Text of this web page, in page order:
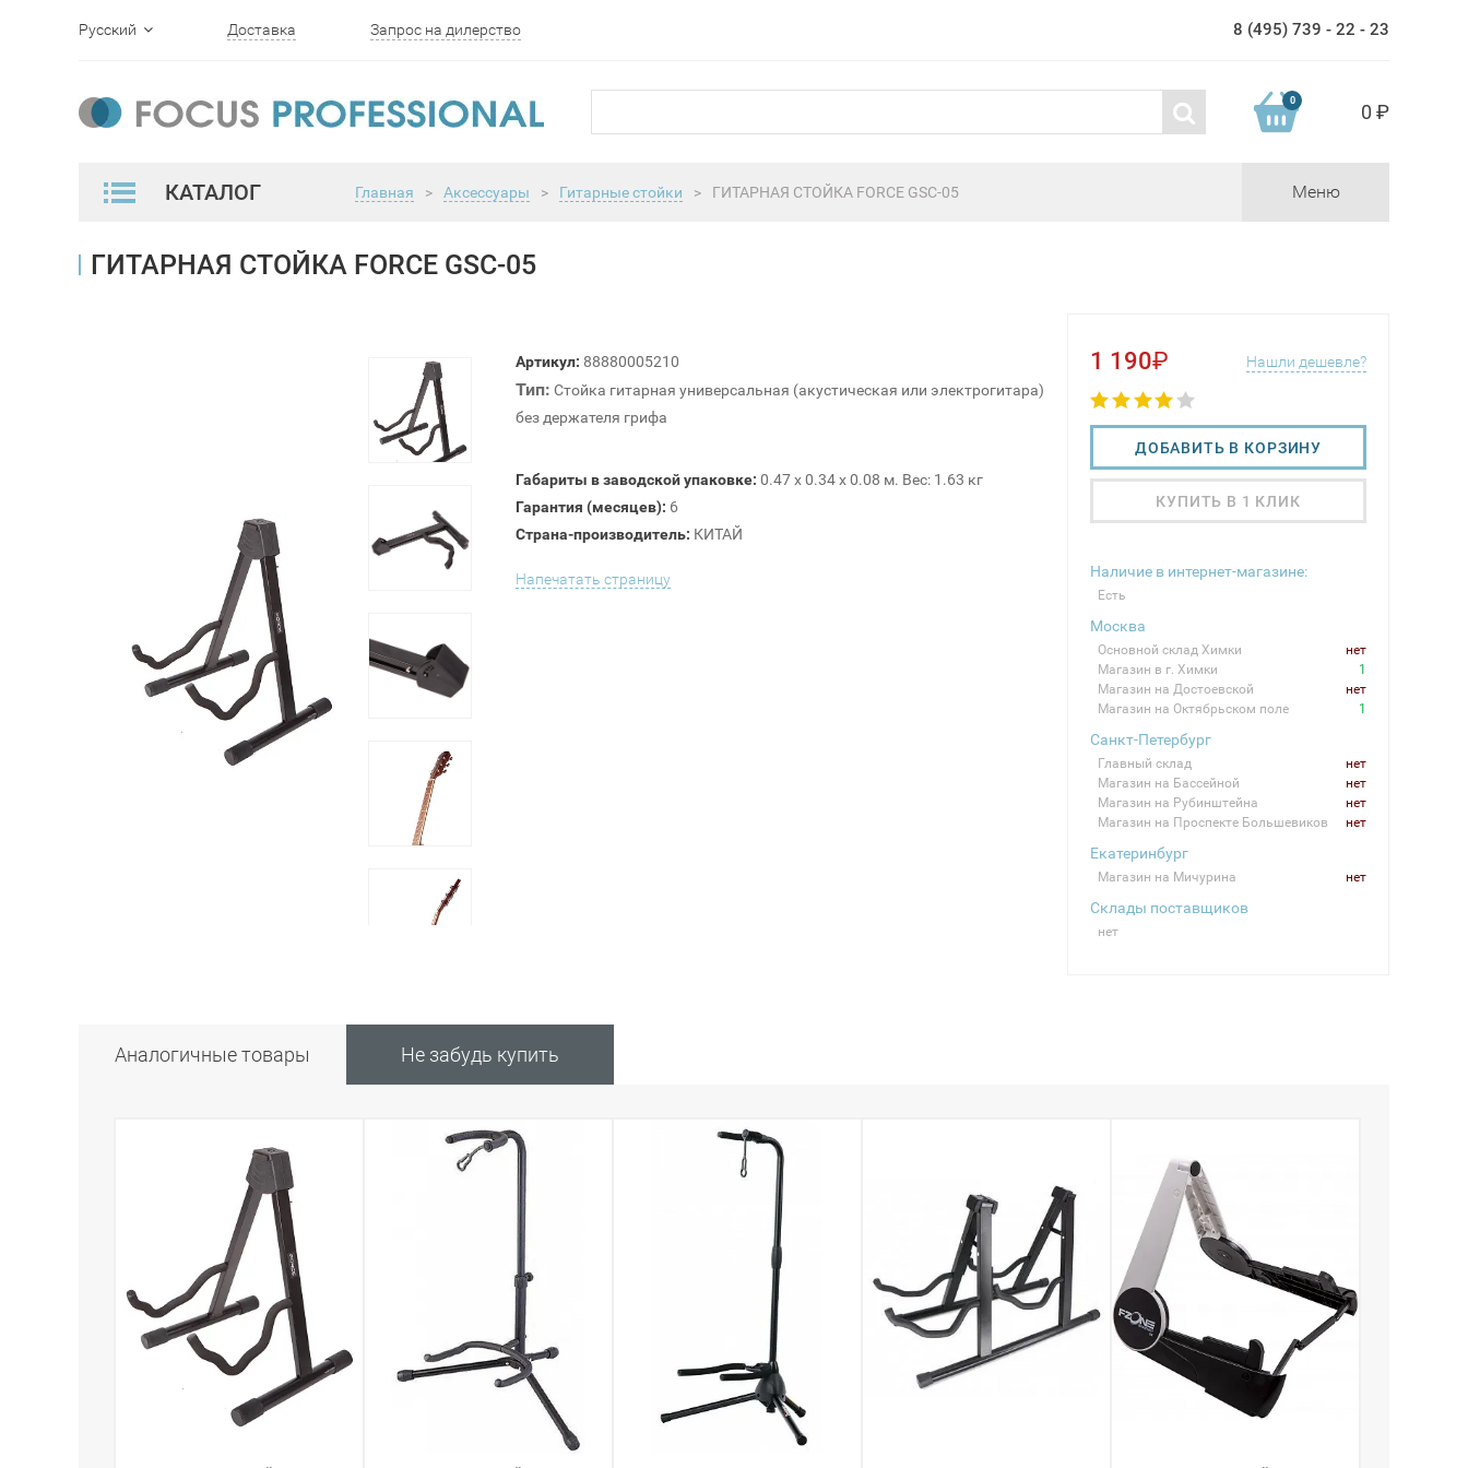
Русский
Доставка Запрос на дилерство 8 (495) 739 - 22 - 23
0 0 ₽
КАТАЛОГ Главная > Аксессуары > Гитарные стойки > ГИТАРНАЯ СТОЙКА FORCE GSC-05 Меню
ГИТАРНАЯ СТОЙКА FORCE GSC-05
Артикул: 88880005210
Тип: Стойка гитарная универсальная (акустическая или электрогитара)
без держателя грифа
Габариты в заводской упаковке: 0.47 x 0.34 x 0.08 м. Вес: 1.63 кг
Гарантия (месяцев): 6
Страна-производитель: КИТАЙ
Напечатать страницу
1 190₽ Нашли дешевле?
ДОБАВИТЬ В КОРЗИНУ
КУПИТЬ В 1 КЛИК
Наличие в интернет-магазине:
Есть
Москва
Основной склад Химки
нет
Магазин в г. Химки
1
Магазин на Достоевской
нет
Магазин на Октябрьском поле
1
Санкт-Петербург
Главный склад
нет
Магазин на Бассейной
нет
Магазин на Рубинштейна
нет
Магазин на Проспекте Большевиков
нет
Екатеринбург
Магазин на Мичурина нет
Склады поставщиков
нет
Аналогичные товары Не забудь купить